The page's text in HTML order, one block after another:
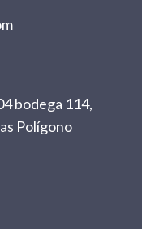
bodega 114,
Polígono